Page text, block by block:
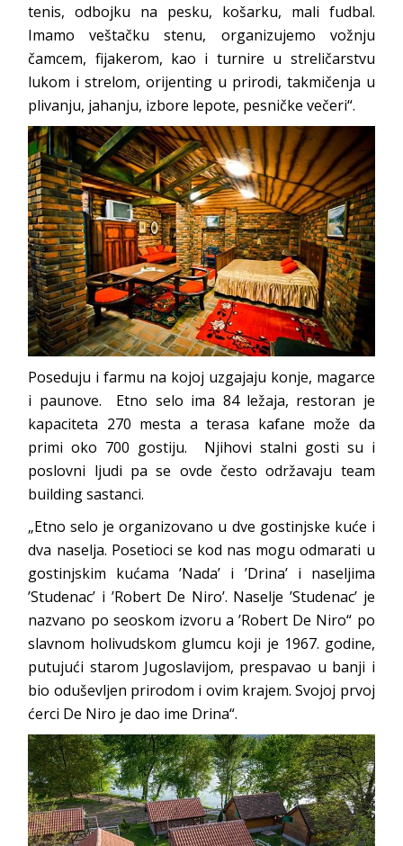
tenis, odbojku na pesku, košarku, mali fudbal.
Imamo veštačku stenu, organizujemo vožnju
čamcem, fijakerom, kao i turnire u streličarstvu
lukom i strelom, orijenting u prirodi, takmičenja u
plivanju, jahanju, izbore lepote, pesničke večeri“.
Poseduju i farmu na kojoj uzgajaju konje, magarce
i paunove. Etno selo ima 84 ležaja, restoran je
kapaciteta 270 mesta a terasa kafane može da
primi oko 700 gostiju. Njihovi stalni gosti su i
poslovni ljudi pa se ovde često održavaju team
building sastanci.
„Etno selo je organizovano u dve gostinjske kuće i
dva naselja. Posetioci se kod nas mogu odmarati u
gostinjskim kućama ’Nada’ i ’Drina’ i naseljima
’Studenac’ i ’Robert De Niro’. Naselje ’Studenac’ je
nazvano po seoskom izvoru a ’Robert De Niro“ po
slavnom holivudskom glumcu koji je 1967. godine,
putujući starom Jugoslavijom, prespavao u banji i
bio oduševljen prirodom i ovim krajem. Svojoj prvoj
ćerci De Niro je dao ime Drina“.